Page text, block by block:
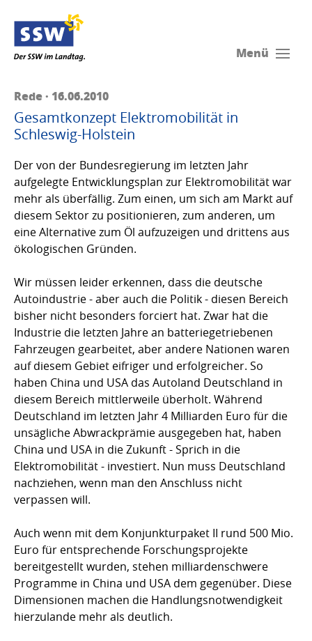
Menü
Rede · 16.06.2010
Gesamtkonzept Elektromobilität in
Schleswig-Holstein
Der von der Bundesregierung im letzten Jahr
aufgelegte Entwicklungsplan zur Elektromobilität war
mehr als überfällig. Zum einen, um sich am Markt auf
diesem Sektor zu positionieren, zum anderen, um
eine Alternative zum Öl aufzuzeigen und drittens aus
ökologischen Gründen.
Wir müssen leider erkennen, dass die deutsche
Autoindustrie - aber auch die Politik - diesen Bereich
bisher nicht besonders forciert hat. Zwar hat die
Industrie die letzten Jahre an batteriegetriebenen
Fahrzeugen gearbeitet, aber andere Nationen waren
auf diesem Gebiet eifriger und erfolgreicher. So
haben China und USA das Autoland Deutschland in
diesem Bereich mittlerweile überholt. Während
Deutschland im letzten Jahr 4 Milliarden Euro für die
unsägliche Abwrackprämie ausgegeben hat, haben
China und USA in die Zukunft - Sprich in die
Elektromobilität - investiert. Nun muss Deutschland
nachziehen, wenn man den Anschluss nicht
verpassen will.
Auch wenn mit dem Konjunkturpaket II rund 500 Mio.
Euro für entsprechende Forschungsprojekte
bereitgestellt wurden, stehen milliardenschwere
Programme in China und USA dem gegenüber. Diese
Dimensionen machen die Handlungsnotwendigkeit
hierzulande mehr als deutlich.